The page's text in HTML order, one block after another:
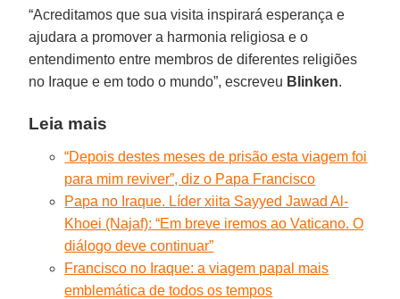
“Acreditamos que sua visita inspirará esperança e
ajudara a promover a harmonia religiosa e o
entendimento entre membros de diferentes religiões
no Iraque e em todo o mundo”, escreveu Blinken.
Leia mais
“Depois destes meses de prisão esta viagem foi
para mim reviver”, diz o Papa Francisco
Papa no Iraque. Líder xiita Sayyed Jawad Al-
Khoei (Najaf): “Em breve iremos ao Vaticano. O
diálogo deve continuar”
Francisco no Iraque: a viagem papal mais
emblemática de todos os tempos